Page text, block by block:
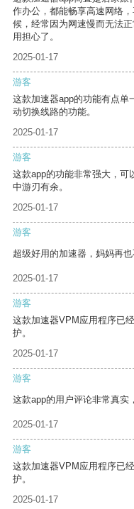
作办公，都能畅享高速网络
候，经常因为网速慢而无法
用担心了。
2025-01-17
游客
这款加速器app的功能有点单
动切换线路的功能。
2025-01-17
游客
这款app的功能非常强大，可
中游刃有余。
2025-01-17
游客
超级好用的加速器，妈妈再
2025-01-17
游客
这款加速器VPM应用程序已
护。
2025-01-17
游客
这款app的用户评论非常真实
2025-01-17
游客
这款加速器VPM应用程序已
护。
2025-01-17